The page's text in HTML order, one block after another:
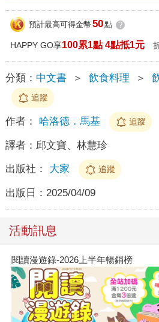
預計最高可得金幣 50點 ?
HAPPY GO享100累1點 4點抵1元
分類： 中文書 ＞ 飲食料理 ＞
追蹤
作者： 哈洛德．馬基 追蹤
譯者： 邱文寶、林慧珍
出版社： 大家 追蹤
出版日： 2025/04/09
活動訊息
閱讀漫遊錄-2026上半年暢銷榜